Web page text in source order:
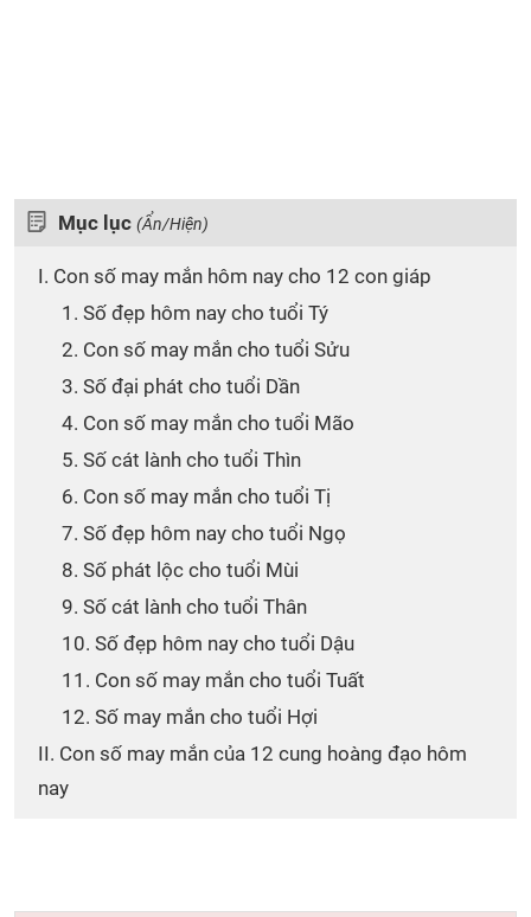
Mục lục (Ẩn/Hiện)
I. Con số may mắn hôm nay cho 12 con giáp
1. Số đẹp hôm nay cho tuổi Tý
2. Con số may mắn cho tuổi Sửu
3. Số đại phát cho tuổi Dần
4. Con số may mắn cho tuổi Mão
5. Số cát lành cho tuổi Thìn
6. Con số may mắn cho tuổi Tị
7. Số đẹp hôm nay cho tuổi Ngọ
8. Số phát lộc cho tuổi Mùi
9. Số cát lành cho tuổi Thân
10. Số đẹp hôm nay cho tuổi Dậu
11. Con số may mắn cho tuổi Tuất
12. Số may mắn cho tuổi Hợi
II. Con số may mắn của 12 cung hoàng đạo hôm
nay